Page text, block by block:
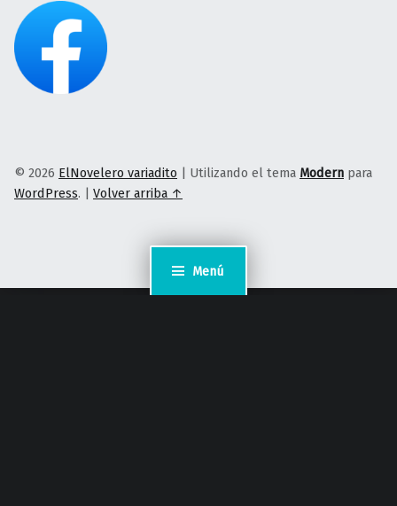
Menú
© 2026 ElNovelero variadito | Utilizando el tema Modern para
WordPress. | Volver arriba ↑